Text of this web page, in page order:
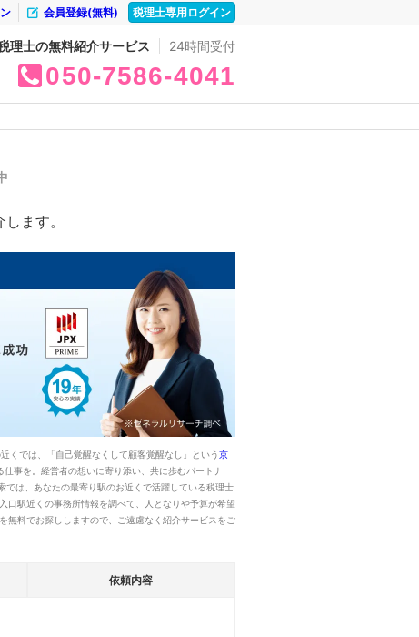
税理士専用ログイン
会員登録(無料)
理士の無料紹介サービス 24時間受付
050 7586 4041
ます。
くでは、「自己覚醒なくして顧客覚醒なし」という京
事を。経営者の想いに寄り添い、共に歩むパートナ
は、あなたの最寄り駅のお近くで活躍している税理士
口駅近くの事務所情報を調べて、人となりや予算が希望
無料でお探ししますので、ご遠慮なく紹介サービスをご
依頼内容